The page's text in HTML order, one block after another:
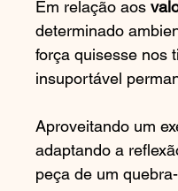
Em relação aos
determinado
força quisesse nos
insuportável
Aproveitando um
adaptando a
peça de um